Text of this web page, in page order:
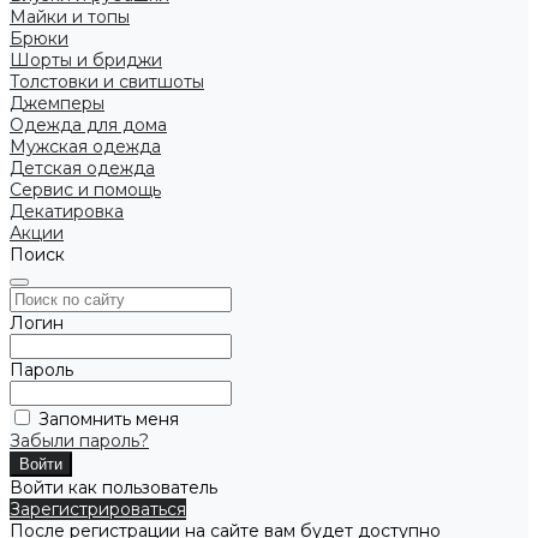
Майки и топы
Брюки
Шорты и бриджи
Толстовки и свитшоты
Джемперы
Одежда для дома
Мужская одежда
Детская одежда
Сервис и помощь
Декатировка
Акции
Поиск
Логин
Пароль
Запомнить меня
Забыли пароль?
Войти как пользователь
Зарегистрироваться
После регистрации на сайте вам будет доступно